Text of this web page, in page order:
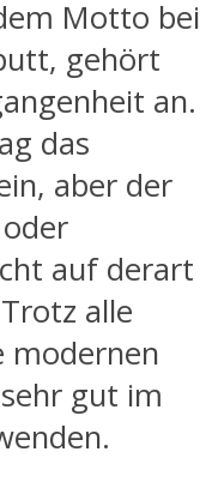
Motto bei
gehört
an.
das
aber der
auf derart
alle
modernen
gut im